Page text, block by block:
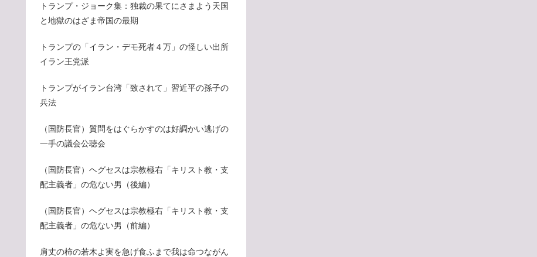
トランプ・ジョーク集：独裁の果てにさまよう天国
と地獄のはざま帝国の最期
トランプの「イラン・デモ死者４万」の怪しい出所
イラン王党派
トランプがイラン台湾「致されて」習近平の孫子の
兵法
（国防長官）質問をはぐらかすのは好調かい逃げの
一手の議会公聴会
（国防長官）ヘグセスは宗教極右「キリスト教・支
配主義者」の危ない男（後編）
（国防長官）ヘグセスは宗教極右「キリスト教・支
配主義者」の危ない男（前編）
肩丈の柿の若木よ実を急げ食ふまで我は命つながん